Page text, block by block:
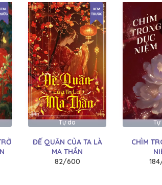
Tự do
ĐẾ QUÂN CỦA TA LÀ
MA THẦN
82/600
Tự
CHÌM